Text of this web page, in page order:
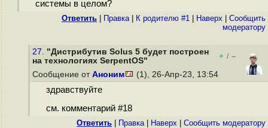
системы в целом?
Ответить Правка| К родителю #1 Наверх
Cообщить
модератору
27. "Дистрибутив Solus 5 будет построен
на технологиях SerpentOS"
+ / –
Сообщение от Аноним (1), 26-Апр-23, 13:54
здравствуйте
см. комментарий #18
Ответить Правка| Наверх Cообщить модератору